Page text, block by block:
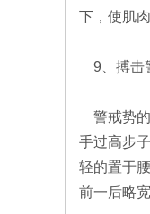
下，使肌
9、搏击
警戒势的
手过高步
轻的置于
前一后略